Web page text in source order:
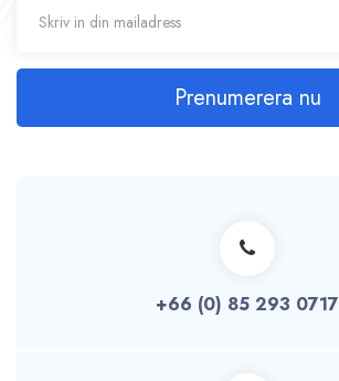
Prenumerera nu
+66 (0) 85 293 0717